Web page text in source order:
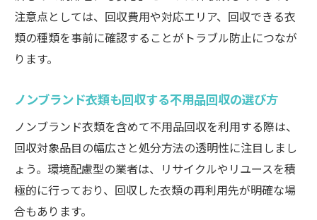
注意点としては、回収費用や対応エリア、回収できる衣
類の種類を事前に確認することがトラブル防止につなが
ります。
ノンブランド衣類も回収する不用品回収の選び方
ノンブランド衣類を含めて不用品回収を利用する際は、
回収対象品目の幅広さと処分方法の透明性に注目しまし
ょう。環境配慮型の業者は、リサイクルやリユースを積
極的に行っており、回収した衣類の再利用先が明確な場
合もあります。